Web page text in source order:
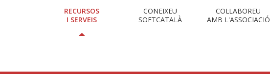
RECURSOS
I SERVEIS
CONEIXEU
SOFTCATALÀ
COL·LABOREU
AMB L'ASSOCIACIÓ